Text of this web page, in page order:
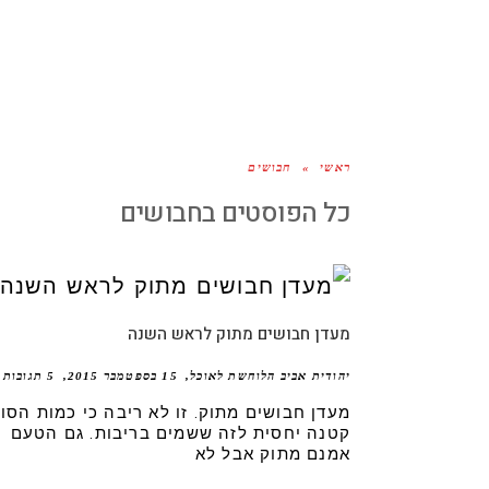
ראשי » חבושים
כל הפוסטים בחבושים
מעדן חבושים מתוק לראש השנה
יהודית אביב הלוחשת לאוכל 15 בספטמבר 2015 5 תגובות
מעדן חבושים מתוק. זו לא ריבה כי כמות
קטנה יחסית לזה ששמים בריבות. גם הטעם
אמנם מתוק אבל לא